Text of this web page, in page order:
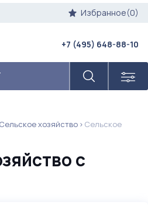
Избранное(0)
+7 (495) 648-88-10
Сельское хозяйство
Сельское
с